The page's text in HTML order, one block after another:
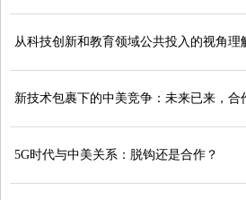
从科技创新和教育领域公共投入的视角理
新技术包裹下的中美竞争：未来已来，合
5G时代与中美关系：脱钩还是合作？